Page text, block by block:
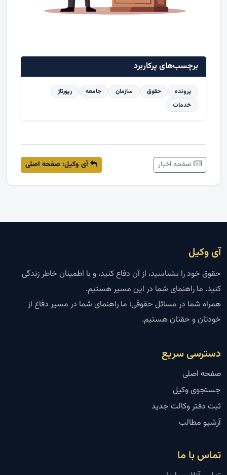
برچسب‌های پرکاربرد
پرونده حقوق سازمان جامعه
رپورتاژ
خدمات
صفحه اخبار آی وکیل: صفحه اصلی
آی وکیل
حقوق خود را بشناسید، از آن دفاع کنید، و با اطمینان خاطر زندگی
کنید. ما راهنمای شما در این مسیر هستیم.
همراه شما در مسائل حقوقی؛ ما راهنمای شما در مسیر دفاع از
خودتان و حقتان هستیم.
دسترسی سریع
صفحه اصلی
جستجوی وکیل
ثبت دفتر وکالت جدید
آرشیو مطالب
تماس با ما